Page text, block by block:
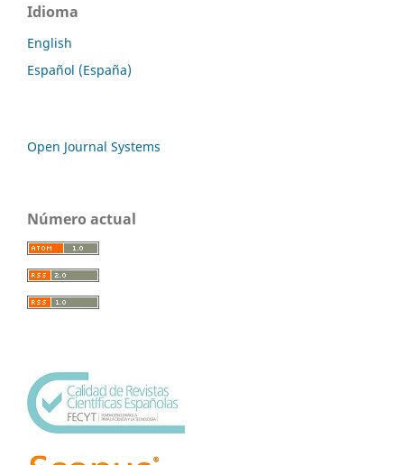
Idioma
English
Español (España)
Open Journal Systems
Número actual